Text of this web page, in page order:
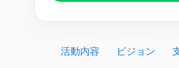
活動内容 ビジョン